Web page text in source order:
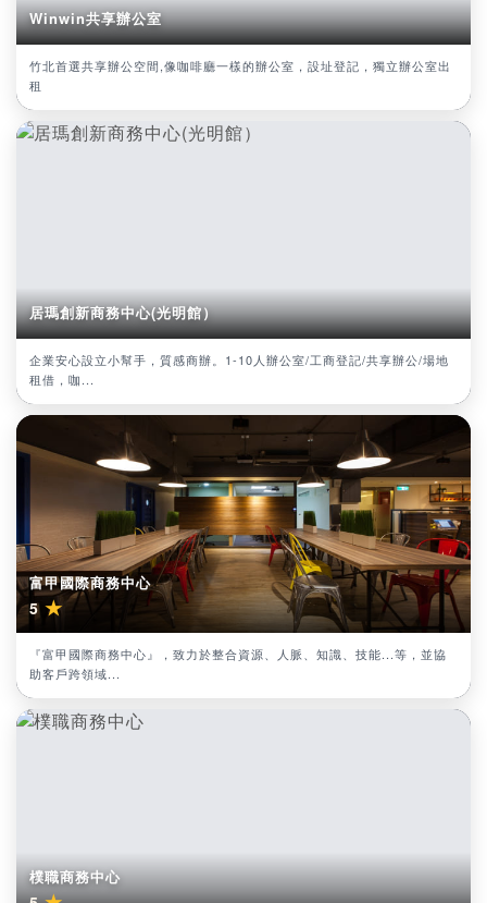
Winwin共享辦公室
竹北首選共享辦公空間,像咖啡廳一樣的辦公室，設址登記，獨立辦公室出
租
居瑪創新商務中心(光明館）
企業安心設立小幫手，質感商辦。1-10人辦公室/工商登記/共享辦公/場地
租借，咖...
富甲國際商務中心
5★
『富甲國際商務中心』，致力於整合資源、人脈、知識、技能...等，並協
助客戶跨領域...
樸職商務中心